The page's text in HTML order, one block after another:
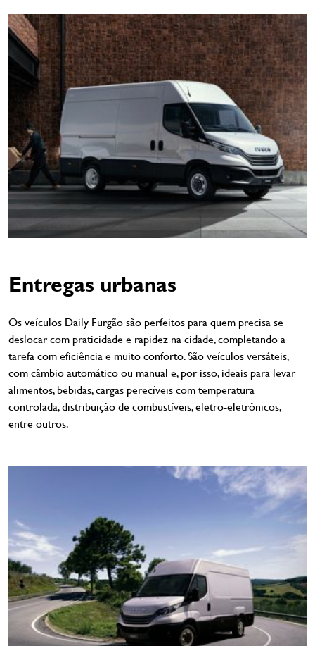
Entregas urbanas
Os veículos Daily Furgão são perfeitos para quem precisa se
deslocar com praticidade e rapidez na cidade, completando a
tarefa com eficiência e muito conforto. São veículos versáteis,
com câmbio automático ou manual e, por isso, ideais para levar
alimentos, bebidas, cargas perecíveis com temperatura
controlada, distribuição de combustíveis, eletro-eletrônicos,
entre outros.